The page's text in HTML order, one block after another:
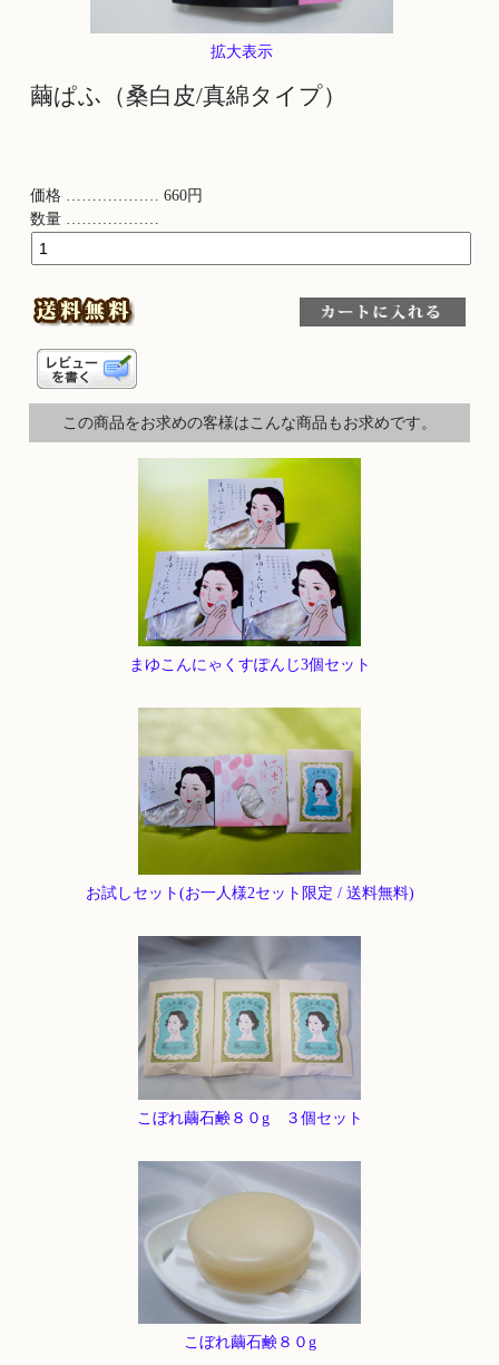
拡大表示
繭ぱふ（桑白皮/真綿タイプ）
価格 ……………… 660円
数量 ………………
この商品をお求めの客様はこんな商品もお求めです。
まゆこんにゃくすぽんじ3個セット
お試しセット(お一人様2セット限定 / 送料無料)
こぼれ繭石鹸８０g ３個セット
こぼれ繭石鹸８０g